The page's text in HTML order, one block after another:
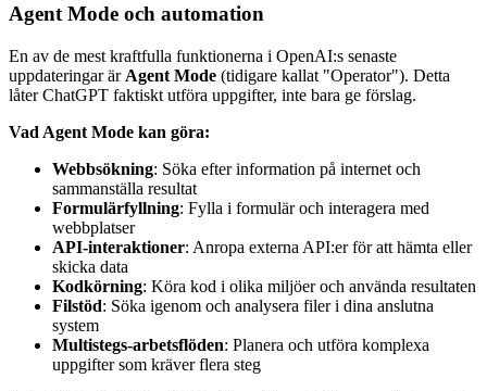
Agent Mode och automation
En av de mest kraftfulla funktionerna i OpenAI:s senaste
uppdateringar är Agent Mode (tidigare kallat "Operator"). Detta
låter ChatGPT faktiskt utföra uppgifter, inte bara ge förslag.
Vad Agent Mode kan göra:
Webbsökning: Söka efter information på internet och
sammanställa resultat
Formulärfyllning: Fylla i formulär och interagera med
webbplatser
API-interaktioner: Anropa externa API:er för att hämta eller
skicka data
Kodkörning: Köra kod i olika miljöer och använda resultaten
Filstöd: Söka igenom och analysera filer i dina anslutna
system
Multistegs-arbetsflöden: Planera och utföra komplexa
uppgifter som kräver flera steg